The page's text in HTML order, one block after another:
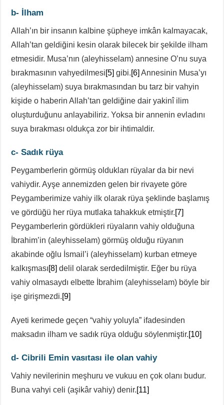
b- İlham
Allah’ın bir insanın kalbine şüpheye imkân kalmayacak,
Allah’tan geldiğini kesin olarak bilecek bir şekilde ilham
etmesidir. Musa’nın (aleyhisselam) annesine O’nu suya
bırakmasının vahyedilmesi[5] gibi.[6] Annesinin Musa’yı
(aleyhisselam) suya bırakmasından bu tarz bir vahyin
kişide o haberin Allah’tan geldiğine dair yakinî ilim
oluşturduğunu anlayabiliriz. Yoksa bir annenin evladını
suya bırakması oldukça zor bir ihtimaldir.
c- Sadık rüya
Peygamberlerin görmüş oldukları rüyalar da bir nevi
vahiydir. Ayşe annemizden gelen bir rivayete göre
Peygamberimize vahiy ilk olarak rüya şeklinde başlamış
ve gördüğü her rüya mutlaka tahakkuk etmiştir.[7]
Peygamberlerin gördükleri rüyaların vahiy olduğuna
İbrahim’in (aleyhisselam) görmüş olduğu rüyanın
akabinde oğlu İsmail’i (aleyhisselam) kurban etmeye
kalkışması[8] delil olarak serdedilmiştir. Eğer bu rüya
vahiy olmasaydı elbette İbrahim (aleyhisselam) böyle bir
işe girişmezdi.[9]
Ayeti kerimede geçen “vahiy yoluyla” ifadesinden
maksadın ilham ve sadık rüya olduğu söylenmiştir.[10]
d- Cibrili Emin vasıtası ile olan vahiy
Vahiy nevilerinin meşhuru ve vukuu en çok olanı budur.
Buna vahyi celi (aşikâr vahiy) denir.[11]